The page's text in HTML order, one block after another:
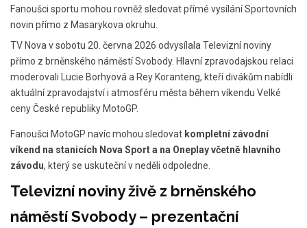
Fanoušci sportu mohou rovněž sledovat přímé vysílání Sportovních
novin přímo z Masarykova okruhu.
TV Nova v sobotu 20. června 2026 odvysílala Televizní noviny
přímo z brněnského náměstí Svobody. Hlavní zpravodajskou relaci
moderovali Lucie Borhyová a Rey Koranteng, kteří divákům nabídli
aktuální zpravodajství i atmosféru města během víkendu Velké
ceny České republiky MotoGP.
Fanoušci MotoGP navíc mohou sledovat kompletní závodní
víkend na stanicích Nova Sport a na Oneplay včetně hlavního
závodu, který se uskuteční v neděli odpoledne.
Televizní noviny živě z brněnského
náměstí Svobody – prezentační